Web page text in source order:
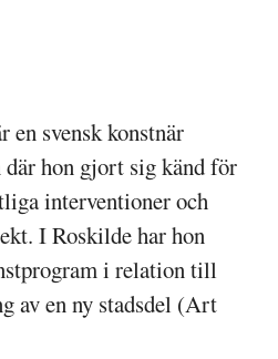
en svensk konstnär
där hon gjort sig känd för
interventioner och
I Roskilde har hon
i relation till
av en ny stadsdel (Art